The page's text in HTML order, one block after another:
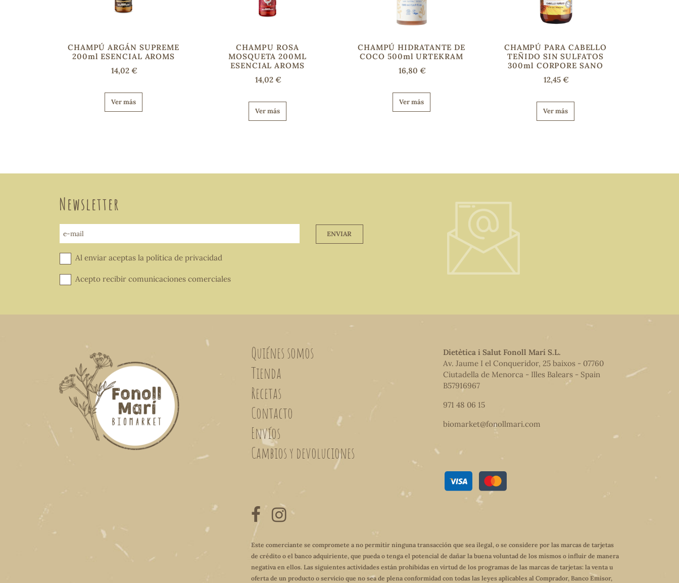
CHAMPÚ ARGÁN SUPREME
200ml ESENCIAL AROMS
14,02 €
Ver más
CHAMPU ROSA
MOSQUETA 200ML
ESENCIAL AROMS
14,02 €
Ver más
CHAMPÚ HIDRATANTE DE
COCO 500ml URTEKRAM
16,80 €
Ver más
CHAMPÚ PARA CABELLO
TEÑIDO SIN SULFATOS
300ml CORPORE SANO
12,45 €
Ver más
Newsletter
e-mail ENVIAR
Al enviar aceptas la política de privacidad
Acepto recibir comunicaciones comerciales
Quiénes somos
Tienda
Recetas
Contacto
Envíos
Cambios y devoluciones
Dietètica i Salut Fonoll Marí S.L.
Av. Jaume I el Conqueridor, 25 baixos - 07760
Ciutadella de Menorca - Illes Balears - Spain
B57916967
971 48 06 15
biomarket@fonollmari.com
Este comerciante se compromete a no permitir ninguna transacción que sea ilegal, o se considere por las marcas de tarjetas
de crédito o el banco adquiriente, que pueda o tenga el potencial de dañar la buena voluntad de los mismos o influir de manera
negativa en ellos. Las siguientes actividades están prohibidas en virtud de los programas de las marcas de tarjetas: la venta u
oferta de un producto o servicio que no sea de plena conformidad con todas las leyes aplicables al Comprador, Banco Emisor,